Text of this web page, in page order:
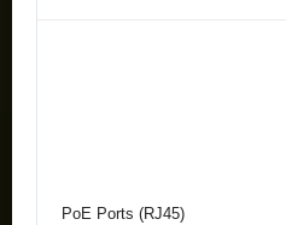
PoE Ports (RJ45)